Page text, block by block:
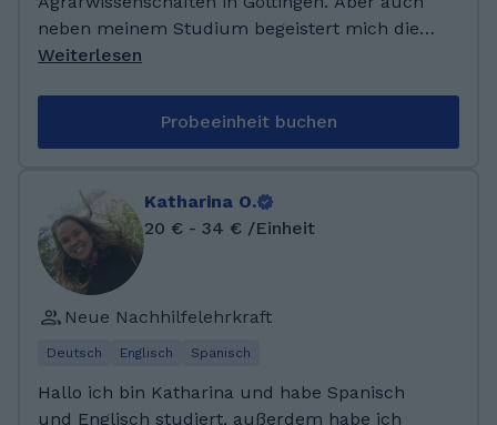
neben meinem Studium begeistert mich die
Landwirtschaft sehr! Des weiteren reite ich seit
Abitur an der Adolf-Grimme-Gesamtschule in
Goslar abgeschlossen und studiere derzeit
Agrarwissenschaften in Göttingen. Mein
Spezialgebiet liegt daher vor allem in den
Naturwissenschaften. Aber auch Deutsch und
Geschichte liegen mir sehr, nachdem ich diese
Fächer als Leistungskurse während meines
Weiterlesen
Probeeinheit buchen
Katharina O.
20 € - 34 € /Einheit
Neue Nachhilfelehrkraft
Deutsch Englisch Spanisch
Hallo ich bin Katharina und habe Spanisch
und Englisch studiert, außerdem habe ich